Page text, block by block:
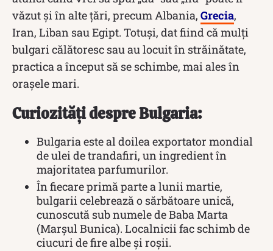
văzut și în alte țări, precum Albania, Grecia,
Iran, Liban sau Egipt. Totuși, dat fiind că mulți
bulgari călătoresc sau au locuit în străinătate,
practica a început să se schimbe, mai ales în
orașele mari.
Curiozități despre Bulgaria:
Bulgaria este al doilea exportator mondial
de ulei de trandafiri, un ingredient în
majoritatea parfumurilor.
În fiecare primă parte a lunii martie,
bulgarii celebrează o sărbătoare unică,
cunoscută sub numele de Baba Marta
(Marșul Bunica). Localnicii fac schimb de
ciucuri de fire albe și roșii.